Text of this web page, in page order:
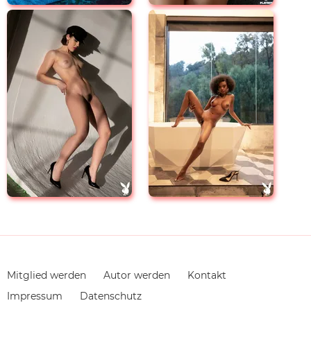
Navigation
überspringen
Mitglied werden Autor werden
Kontakt
Impressum
Datenschutz